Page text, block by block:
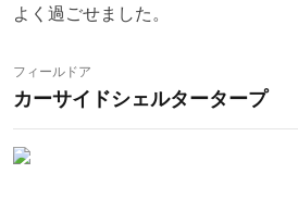
よく過ごせました。
フィールドア
カーサイドシェルタータープ